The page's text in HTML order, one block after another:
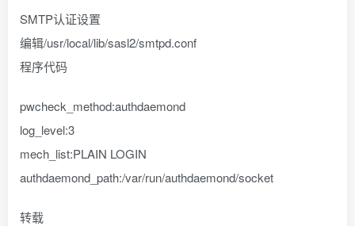
SMTP认证设置
编辑/usr/local/lib/sasl2/smtpd.conf
程序代码
pwcheck_method:authdaemond
log_level:3
mech_list:PLAIN LOGIN
authdaemond_path:/var/run/authdaemond/socket
转载